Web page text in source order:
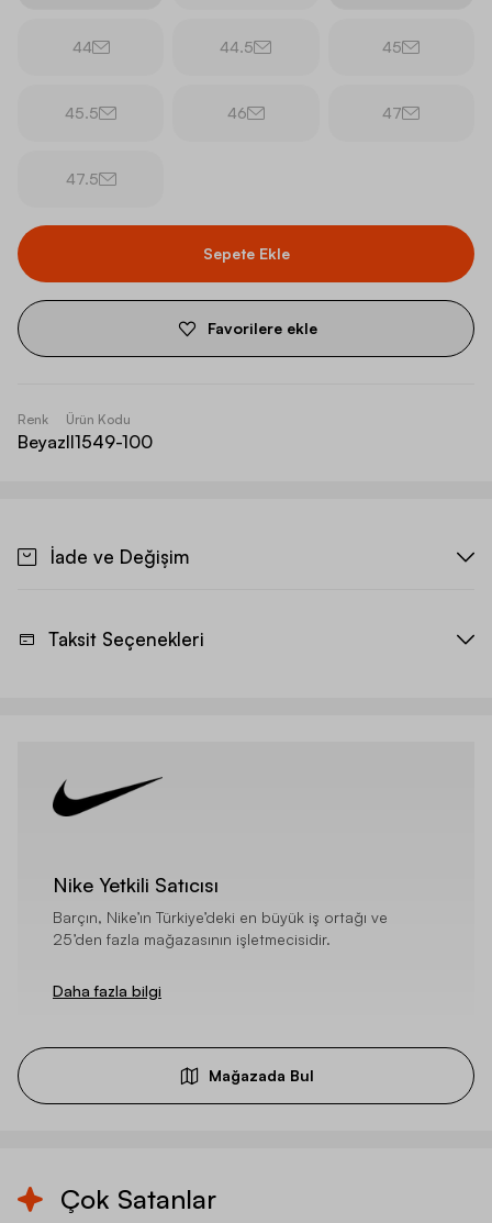
44 44.5 45
45.5 46 47
47.5
Sepete Ekle
Favorilere ekle
Renk
Beyaz
Ürün Kodu
II1549-100
İade ve Değişim
Taksit Seçenekleri
Nike Yetkili Satıcısı
Barçın, Nike’ın Türkiye’deki en büyük iş ortağı ve
25’den fazla mağazasının işletmecisidir.
Daha fazla bilgi
Mağazada Bul
Çok Satanlar